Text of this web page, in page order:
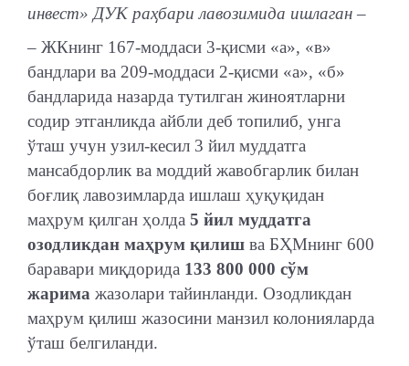
инвест» ДУК раҳбари лавозимида ишлаган –
– ЖКнинг 167-моддаси 3-қисми «а», «в»
бандлари ва 209-моддаси 2-қисми «а», «б»
бандларида назарда тутилган жиноятларни
содир этганликда айбли деб топилиб, унга
ўташ учун узил-кесил 3 йил муддатга
мансабдорлик ва моддий жавобгарлик билан
боғлиқ лавозимларда ишлаш ҳуқуқидан
маҳрум қилган ҳолда 5 йил муддатга
озодликдан маҳрум қилиш ва БҲМнинг 600
баравари миқдорида 133 800 000 сўм
жарима жазолари тайинланди. Озодликдан
маҳрум қилиш жазосини манзил колонияларда
ўташ белгиланди.